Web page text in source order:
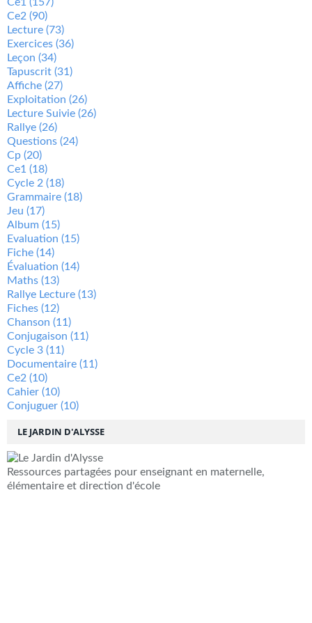
LE JARDIN D'ALYSSE
Ressources partagées pour enseignant en maternelle,
élémentaire et direction d'école
Ce2 (90)
Lecture (73)
Exercices (36)
Leçon (34)
Tapuscrit (31)
Affiche (27)
Exploitation (26)
Lecture Suivie (26)
Rallye (26)
Questions (24)
Cp (20)
Ce1 (18)
Cycle 2 (18)
Grammaire (18)
Jeu (17)
Album (15)
Evaluation (15)
Fiche (14)
Évaluation (14)
Maths (13)
Rallye Lecture (13)
Fiches (12)
Chanson (11)
Conjugaison (11)
Cycle 3 (11)
Documentaire (11)
Ce2 (10)
Cahier (10)
Conjuguer (10)